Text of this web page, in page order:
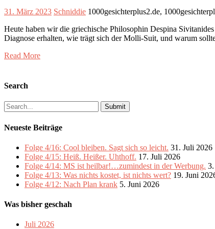
31. März 2023 Schniddie 1000gesichterplus2.de,
Heute haben wir die griechische Philosophin Despina
Diagnose erhalten, wie trägt sich der Molli-Suit, und warum
Read More
Search
Search
for:
Neueste Beiträge
Folge 4/16: Cool bleiben. Sagt sich so leicht. 31. Juli 2026
Folge 4/15: Heiß. Heißer. Uhthoff. 17. Juli 2026
Folge 4/14: MS ist heilbar!…zumindest in der Werbung.
Folge 4/13: Was nichts kostet, ist nichts wert? 19. Juni
Folge 4/12: Nach Plan krank 5. Juni 2026
Was bisher geschah
Juli 2026